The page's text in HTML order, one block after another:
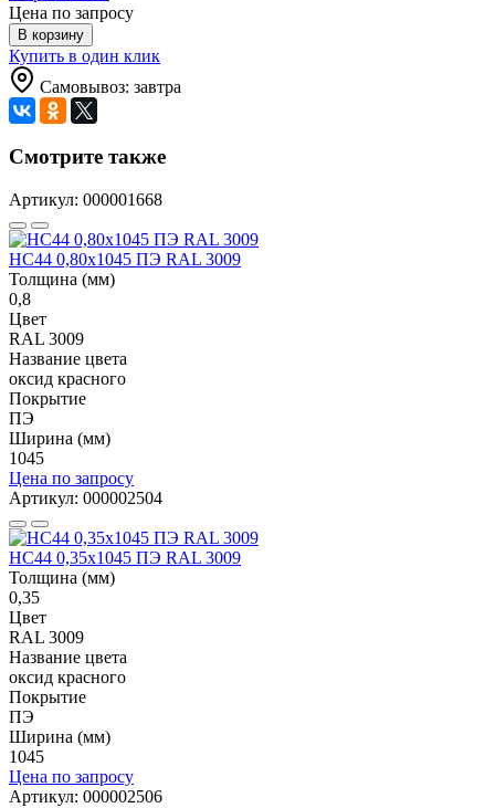
Цена по запросу
В корзину
Купить в один клик
Самовывоз: завтра
Смотрите также
Артикул: 000001668
НС44 0,80x1045 ПЭ RAL 3009
Толщина (мм)
0,8
Цвет
RAL 3009
Название цвета
оксид красного
Покрытие
ПЭ
Ширина (мм)
1045
Цена по запросу
Артикул: 000002504
НС44 0,35x1045 ПЭ RAL 3009
Толщина (мм)
0,35
Цвет
RAL 3009
Название цвета
оксид красного
Покрытие
ПЭ
Ширина (мм)
1045
Цена по запросу
Артикул: 000002506